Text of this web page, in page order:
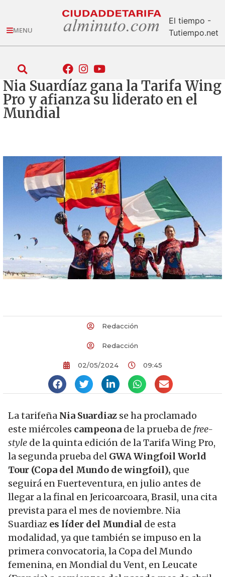
MENU
El tiempo -
Tutiempo.net
Nia Suardíaz gana la Tarifa Wing
Pro y afianza su liderato en el
Mundial
Redacción
Redacción
02/05/2024 09:45
La tarifeña Nia Suardiaz se ha proclamado
este miércoles campeona de la prueba de free-
style de la quinta edición de la Tarifa Wing Pro,
la segunda prueba del GWA Wingfoil World
Tour (Copa del Mundo de wingfoil), que
seguirá en Fuerteventura, en julio antes de
llegar a la final en Jericoarcoara, Brasil, una cita
prevista para el mes de noviembre. Nia
Suardiaz es líder del Mundial de esta
modalidad, ya que también se impuso en la
primera convocatoria, la Copa del Mundo
femenina, en Mondial du Vent, en Leucate